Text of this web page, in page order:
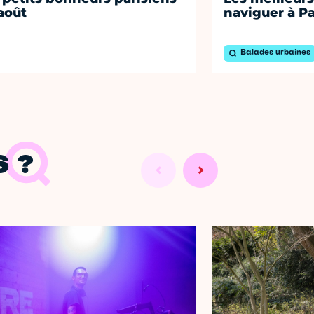
naviguer à
Balades urbaines
?